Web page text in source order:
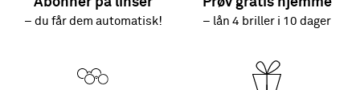
– du får dem automatisk! – lån 4 briller i 10 dager